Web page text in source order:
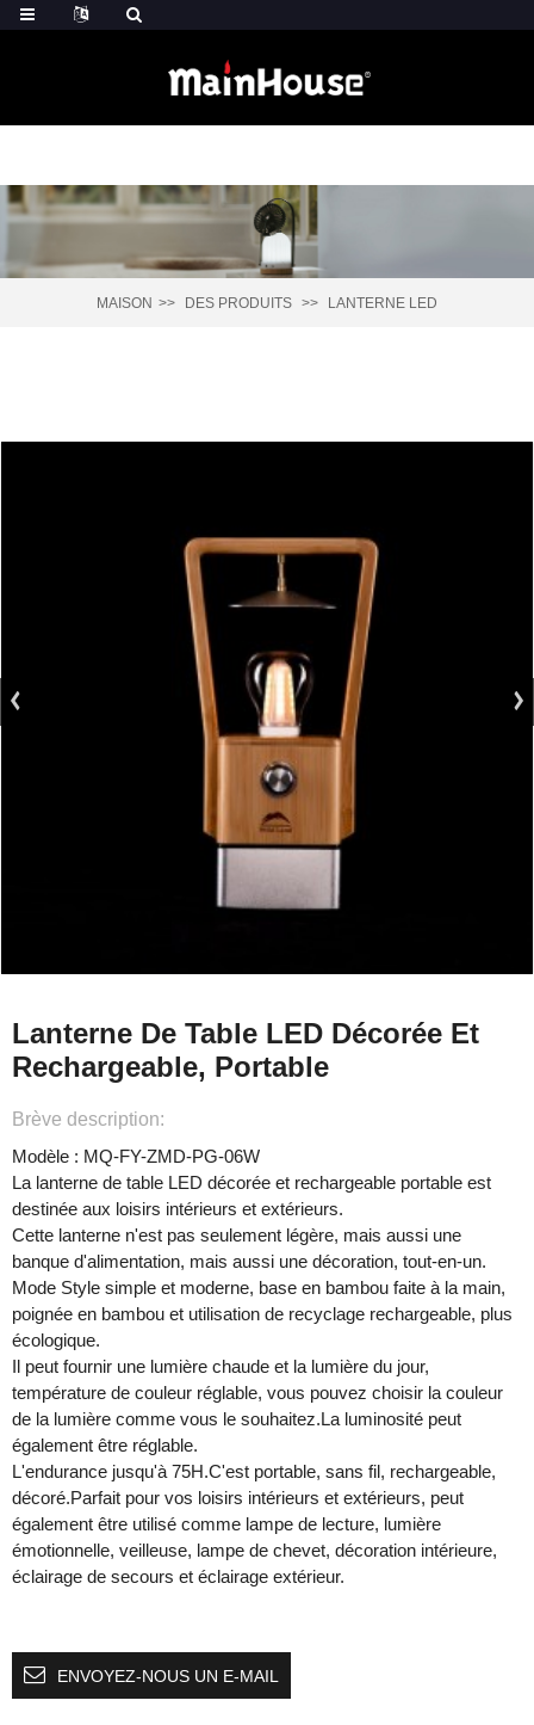
MAISON DES PRODUITS LANTERNE LED
Lanterne De Table LED Décorée Et
Rechargeable, Portable
Brève description:
Modèle : MQ-FY-ZMD-PG-06W
La lanterne de table LED décorée et rechargeable portable est
destinée aux loisirs intérieurs et extérieurs.
Cette lanterne n'est pas seulement légère, mais aussi une
banque d'alimentation, mais aussi une décoration, tout-en-un.
Mode Style simple et moderne, base en bambou faite à la main,
poignée en bambou et utilisation de recyclage rechargeable, plus
écologique.
Il peut fournir une lumière chaude et la lumière du jour,
température de couleur réglable, vous pouvez choisir la couleur
de la lumière comme vous le souhaitez.La luminosité peut
également être réglable.
L'endurance jusqu'à 75H.C'est portable, sans fil, rechargeable,
décoré.Parfait pour vos loisirs intérieurs et extérieurs, peut
également être utilisé comme lampe de lecture, lumière
émotionnelle, veilleuse, lampe de chevet, décoration intérieure,
éclairage de secours et éclairage extérieur.
ENVOYEZ-NOUS UN E-MAIL